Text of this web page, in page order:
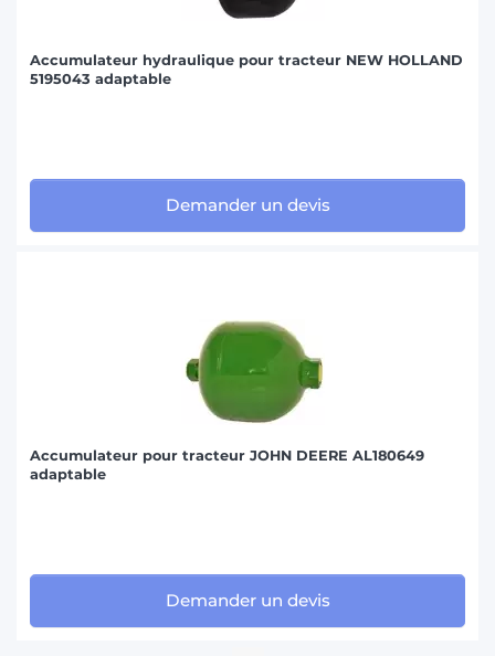
Accumulateur hydraulique pour tracteur NEW HOLLAND
5195043 adaptable
Demander un devis
Accumulateur pour tracteur JOHN DEERE AL180649
adaptable
Demander un devis